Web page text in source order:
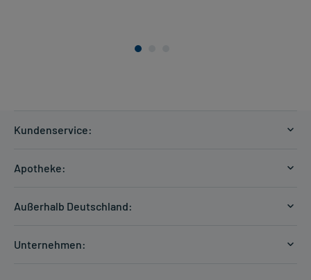
Kundenservice:
Zahlungsarten
Hilfe
Apotheke:
Außerhalb Deutschland:
Unternehmen: